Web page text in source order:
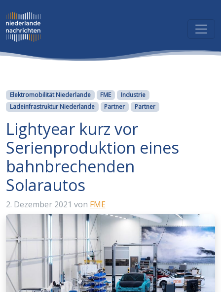
Kategorien
Elektromobilität Niederlande FME
Industrie
Ladeinfrastruktur Niederlande
Partner Partner
Lightyear kurz vor
Serienproduktion eines
bahnbrechenden
Solarautos
2. Dezember 2021 von FME